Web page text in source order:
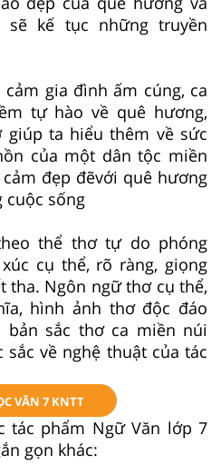
kế tục những truyền
gia đình ấm cúng, ca
tự hào về quê hương,
ta hiểu thêm về sức
của một dân tộc miền
đẹp đẽvới quê hương
cuộc sống
thể thơ tự do phóng
cụ thể, rõ ràng, giọng
tha. Ngôn ngữ thơ cụ thể,
hình ảnh thơ độc đáo
bản sắc thơ ca miền núi
về nghệ thuật của tác
VĂN 7 KNTT
tác phẩm Ngữ Văn lớp 7
gọn khác: